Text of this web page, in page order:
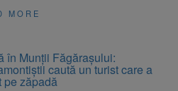
MORE
în Munţii Făgăraşului:
caută un turist care a
pe zăpadă